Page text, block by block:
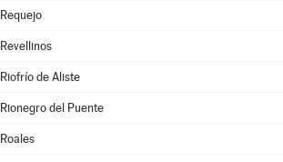
Requejo
Revellinos
Riofrío de Aliste
Rionegro del Puente
Roales